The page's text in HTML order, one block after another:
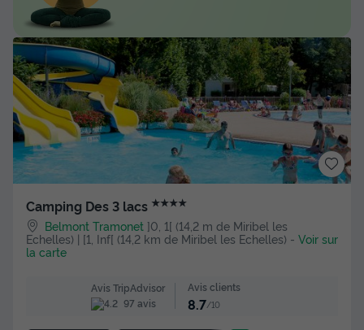
Camping Des 3 lacs ★★★★
Belmont Tramonet ]0, 1[ (14,2 m de Miribel les
Echelles) | [1, Inf[ (14,2 km de Miribel les Echelles) - Voir sur
la carte
Avis TripAdvisor
97 avis
Avis clients
8.7/10